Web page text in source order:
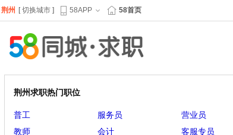
荆州 [ 切换城市 ] 58APP 58首页
荆州求职热门职位
普工 服务员 营业员
教师
会计 客服专员